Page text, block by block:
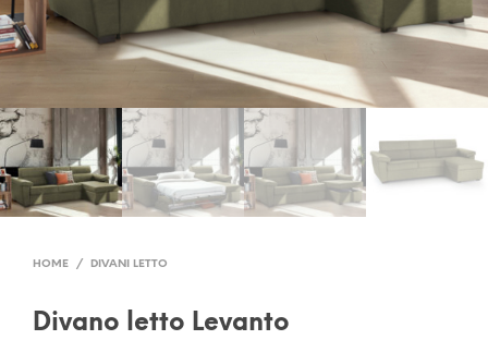
HOME / DIVANI LETTO
Divano letto Levanto